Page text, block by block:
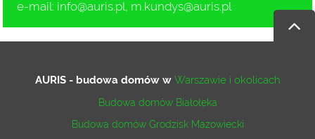
e-mail: info@auris.pl m.kundys@auris.pl
AURIS - budowa domóww Warszawie i okolicach
Budowa domów Białołęka
Budowa domów Grodzisk Mazowiecki